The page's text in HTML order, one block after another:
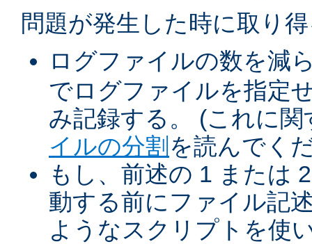
問題が発生した時に取り
ログファイルの数を減
でログファイルを指定
み記録する。 (これに
イルの分割 を読んでく
もし、前述の 1 または
動する前にファイル記
ようなスクリプトを使